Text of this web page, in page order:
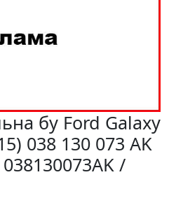
бу Ford Galaxy
038 130 073 AK
/